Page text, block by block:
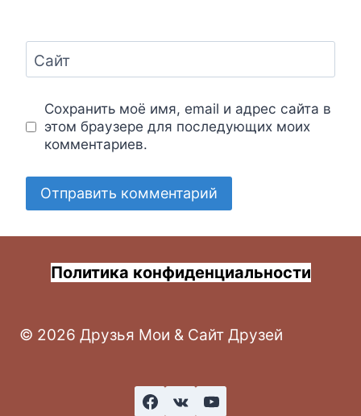
Сайт
Сохранить моё имя, email и адрес сайта в
этом браузере для последующих моих
комментариев.
Политика конфиденциальности
© 2026 Друзья Мои & Сайт Друзей